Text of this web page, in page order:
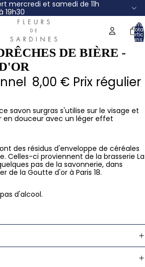
mercredi et samedi de 11h
19h30
total
dans
DE BIÈRE -
8,00 € Prix régulier
savon surgras s'utilise sur le visage et
en douceur avec un léger effet
des résidus d'enveloppe de céréales
Celles-ci proviennent de la brasserie La
pas de la savonnerie, dans
de la Goutte d'or à Paris 18.
d'alcool.